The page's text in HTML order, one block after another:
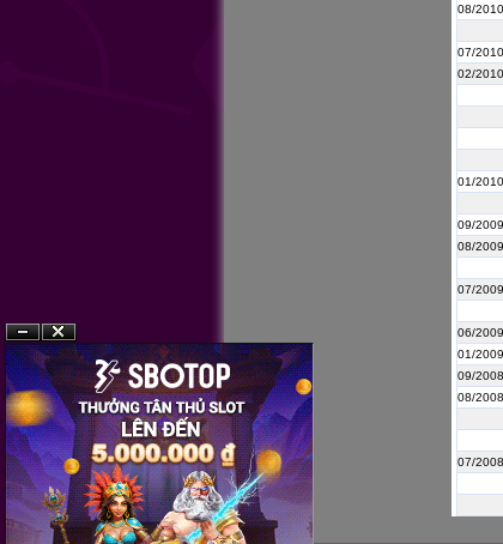
08/2010
07/2010
02/2010
01/2010
09/2009
08/2009
07/2009
06/2009
01/2009
09/2008
08/2008
07/2008
?n ?�ng